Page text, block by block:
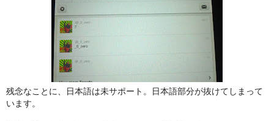
残念なことに、日本語は未サポート。日本語部分が抜けてしまって
います。